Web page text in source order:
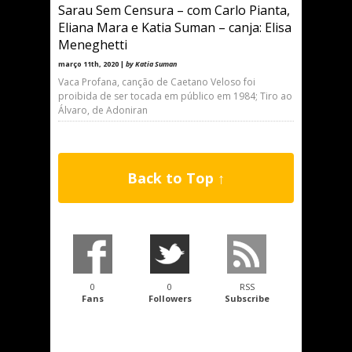
Sarau Sem Censura – com Carlo Pianta,
Eliana Mara e Katia Suman – canja: Elisa
Meneghetti
março 11th, 2020 | by Katia Suman
Vaca Profana, canção de Caetano Veloso foi
proibida de ser tocada em público em 1984; Tiro ao
Álvaro, de Adoniran
Back to Top ↑
0
Fans
0
Followers
RSS
Subscribe